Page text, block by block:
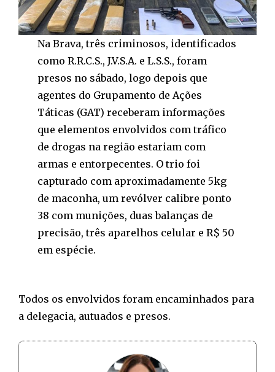
Na Brava, três criminosos, identificados
como R.R.C.S., J.V.S.A. e L.S.S., foram
presos no sábado, logo depois que
agentes do Grupamento de Ações
Táticas (GAT) receberam informações
que elementos envolvidos com tráfico
de drogas na região estariam com
armas e entorpecentes. O trio foi
capturado com aproximadamente 5kg
de maconha, um revólver calibre ponto
38 com munições, duas balanças de
precisão, três aparelhos celular e R$ 50
em espécie.
Todos os envolvidos foram encaminhados para
a delegacia, autuados e presos.